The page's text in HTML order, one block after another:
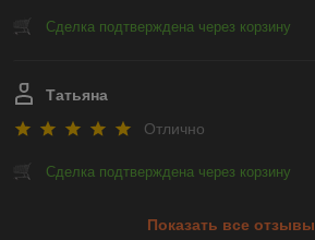
Сделка подтверждена через корзину
Татьяна
Отлично
Сделка подтверждена через корзину
Показать все отзывы